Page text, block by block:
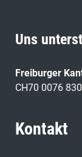
Uns
Freiburger
CH70 0076
Kontakt